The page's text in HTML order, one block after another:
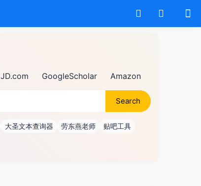
JD.com GoogleScholar Amazon
Search
大圣文本查询器 劳东燕老师
贴吧工具